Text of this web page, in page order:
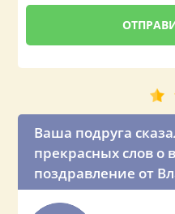
Ваша подруга
прекрасных слов о
поздравление от
Владимировича